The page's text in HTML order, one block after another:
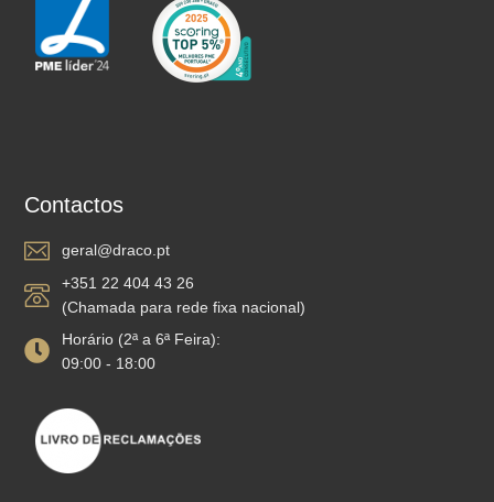
Contactos
geral@draco.pt
+351 22 404 43 26
(Chamada para rede fixa nacional)
Horário (2ª a 6ª Feira):
09:00 - 18:00